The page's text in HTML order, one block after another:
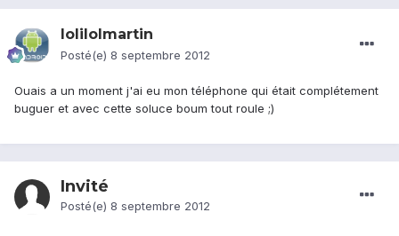
lolilolmartin
Posté(e) 8 septembre 2012
Ouais a un moment j'ai eu mon téléphone qui était complétement
buguer et avec cette soluce boum tout roule ;)
Invité
Posté(e) 8 septembre 2012